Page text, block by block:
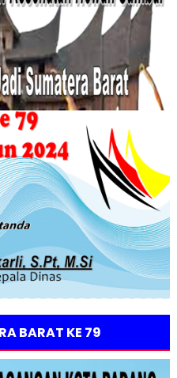
BARAT KE 79